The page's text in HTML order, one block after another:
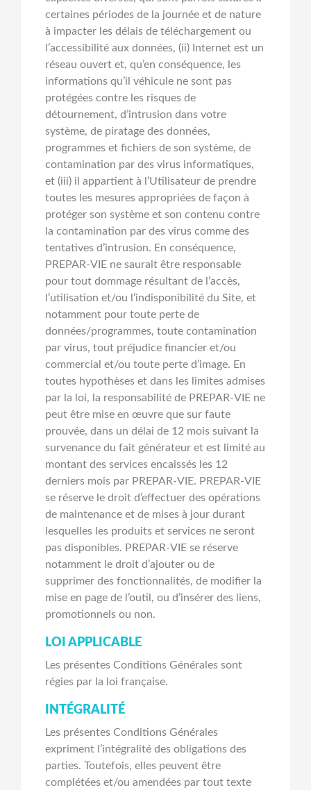
certaines périodes de la journée et de nature
à impacter les délais de téléchargement ou
l’accessibilité aux données, (ii) Internet est un
réseau ouvert et, qu’en conséquence, les
informations qu’il véhicule ne sont pas
protégées contre les risques de
détournement, d’intrusion dans votre
système, de piratage des données,
programmes et fichiers de son système, de
contamination par des virus informatiques,
et (iii) il appartient à l’Utilisateur de prendre
toutes les mesures appropriées de façon à
protéger son système et son contenu contre
la contamination par des virus comme des
tentatives d’intrusion. En conséquence,
PREPAR-VIE ne saurait être responsable
pour tout dommage résultant de l’accès,
l’utilisation et/ou l’indisponibilité du Site, et
notamment pour toute perte de
données/programmes, toute contamination
par virus, tout préjudice financier et/ou
commercial et/ou toute perte d’image. En
toutes hypothèses et dans les limites admises
par la loi, la responsabilité de PREPAR-VIE ne
peut être mise en œuvre que sur faute
prouvée, dans un délai de 12 mois suivant la
survenance du fait générateur et est limité au
montant des services encaissés les 12
derniers mois par PREPAR-VIE. PREPAR-VIE
se réserve le droit d’effectuer des opérations
de maintenance et de mises à jour durant
lesquelles les produits et services ne seront
pas disponibles. PREPAR-VIE se réserve
notamment le droit d’ajouter ou de
supprimer des fonctionnalités, de modifier la
mise en page de l’outil, ou d’insérer des liens,
promotionnels ou non.
LOI APPLICABLE
Les présentes Conditions Générales sont
régies par la loi française.
INTÉGRALITÉ
Les présentes Conditions Générales
expriment l’intégralité des obligations des
parties. Toutefois, elles peuvent être
complétées et/ou amendées par tout texte